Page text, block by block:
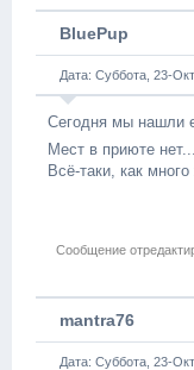
BluePup
Дата: Суббота, 23-
Сегодня мы нашли
Мест в приюте
Всё-таки, как
Сообщение
mantra76
Дата: Суббота, 23-